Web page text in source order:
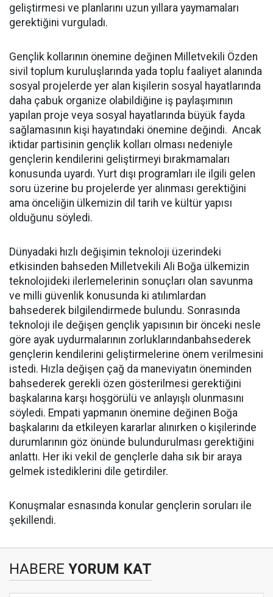
geliştirmesi ve planlarını uzun yıllara yaymamaları
gerektiğini vurguladı.
Gençlik kollarının önemine değinen Milletvekili Özden
sivil toplum kuruluşlarında yada toplu faaliyet alanında
sosyal projelerde yer alan kişilerin sosyal hayatlarında
daha çabuk organize olabildiğine iş paylaşımının
yapılan proje veya sosyal hayatlarında büyük fayda
sağlamasının kişi hayatındaki önemine değindi. Ancak
iktidar partisinin gençlik kolları olması nedeniyle
gençlerin kendilerini geliştirmeyi bırakmamaları
konusunda uyardı. Yurt dışı programları ile ilgili gelen
soru üzerine bu projelerde yer alınması gerektiğini
ama önceliğin ülkemizin dil tarih ve kültür yapısı
olduğunu söyledi.
Dünyadaki hızlı değişimin teknoloji üzerindeki
etkisinden bahseden Milletvekili Ali Boğa ülkemizin
teknolojideki ilerlemelerinin sonuçları olan savunma
ve milli güvenlik konusunda ki atılımlardan
bahsederek bilgilendirmede bulundu. Sonrasında
teknoloji ile değişen gençlik yapısının bir önceki nesle
göre ayak uydurmalarının zorluklarındanbahsederek
gençlerin kendilerini geliştirmelerine önem verilmesini
istedi. Hızla değişen çağ da maneviyatın öneminden
bahsederek gerekli özen gösterilmesi gerektiğini
başkalarına karşı hoşgörülü ve anlayışlı olunmasını
söyledi. Empati yapmanın önemine değinen Boğa
başkalarını da etkileyen kararlar alınırken o kişilerinde
durumlarının göz önünde bulundurulması gerektiğini
anlattı. Her iki vekil de gençlerle daha sık bir araya
gelmek istediklerini dile getirdiler.
Konuşmalar esnasında konular gençlerin soruları ile
şekillendi.
HABERE YORUM KAT